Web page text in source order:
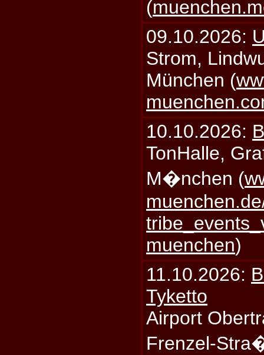
(
09.10.2026:
Strom,
München (
10.10.2026:
TonHalle,
M�nchen (
muenchen)
11.10.2026:
Tyketto
Airport
Frenzel-